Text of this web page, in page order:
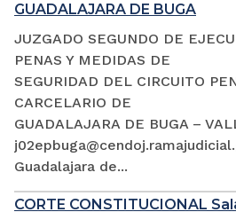
GUADALAJARA DE BUGA
JUZGADO SEGUNDO DE
PENAS Y MEDIDAS DE
SEGURIDAD DEL CIRCUITO
CARCELARIO DE
GUADALAJARA DE BUGA –
Guadalajara de...
CORTE CONSTITUCIONAL